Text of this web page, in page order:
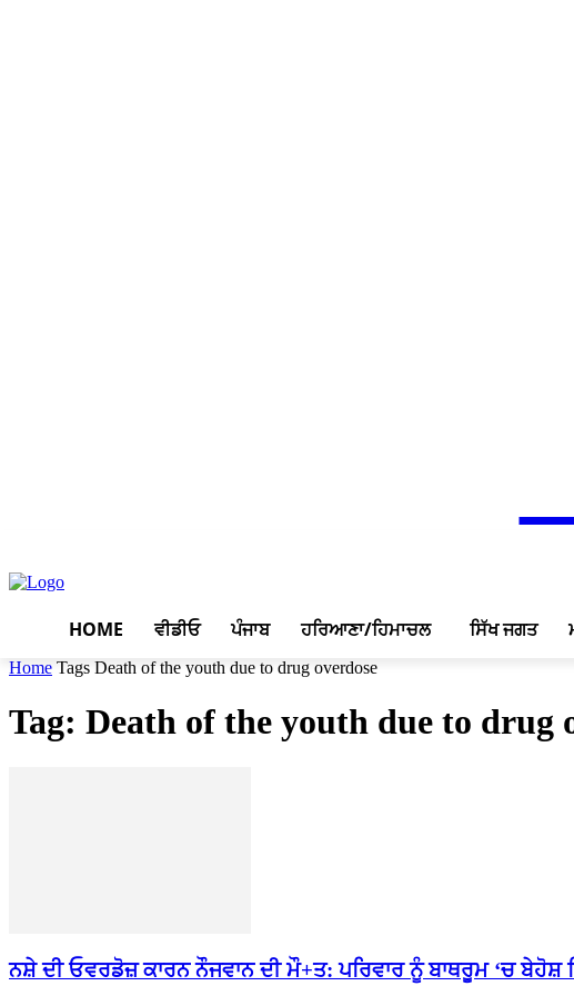
HOME ਵੀਡੀਓ ਪੰਜਾਬ ਹਰਿਆਣਾ/ਹਿਮਾਚਲ ਸਿੱਖ ਜਗਤ
Home Tags Death of the youth due to drug overdose
Tag: Death of the youth due to drug
ਨਸ਼ੇ ਦੀ ਓਵਰਡੋਜ਼ ਕਾਰਨ ਨੌਜਵਾਨ ਦੀ ਮੌ+ਤ: ਪਰਿਵਾਰ ਨੂੰ ਬਾਥਰੂਮ ‘ਚ